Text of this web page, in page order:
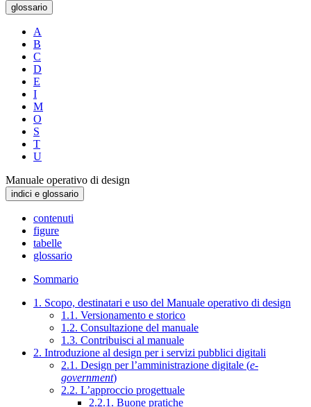
glossario
A
B
C
D
E
I
M
O
S
T
U
Manuale operativo di design
indici e glossario
contenuti
figure
tabelle
glossario
Sommario
1. Scopo, destinatari e uso del Manuale operativo di design
1.1. Versionamento e storico
1.2. Consultazione del manuale
1.3. Contribuisci al manuale
2. Introduzione al design per i servizi pubblici digitali
2.1. Design per l’amministrazione digitale (e-
government)
2.2. L’approccio progettuale
2.2.1. Buone pratiche